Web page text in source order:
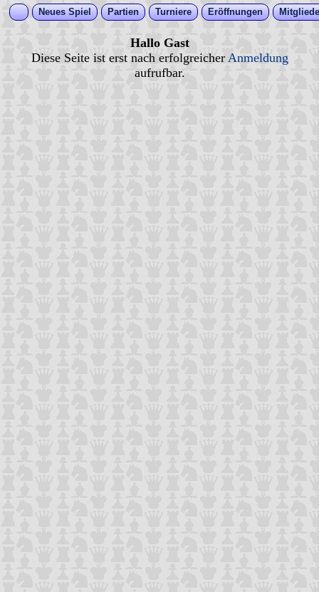
Neues Spiel Partien Turniere Eröffnungen
Hallo Gast
Diese Seite ist erst nach erfolgreicher Anmeldung
aufrufbar.